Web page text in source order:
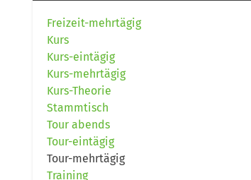
Freizeit-mehrtägig
Kurs
Kurs-eintägig
Kurs-mehrtägig
Kurs-Theorie
Stammtisch
Tour abends
Tour-eintägig
Tour-mehrtägig
Training